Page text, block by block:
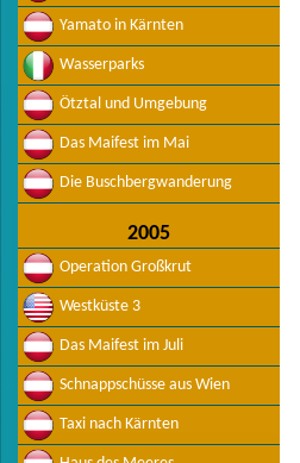
Yamato in Kärnten
Wasserparks
Ötztal und Umgebung
Das Maifest im Mai
Die Buschbergwanderung
2005
Operation Großkrut
Westküste 3
Das Maifest im Juli
Schnappschüsse aus Wien
Taxi nach Kärnten